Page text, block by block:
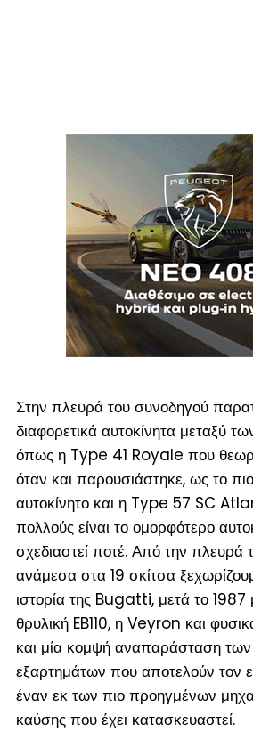
Στην πλευρά του συνοδηγού
διαφορετικά αυτοκίνητα μεταξύ
όπως η Type 41 Royale που
όταν και παρουσιάστηκε, ως το
αυτοκίνητο και η Type 57 SC
πολλούς είναι το ομορφότερο
σχεδιαστεί ποτέ. Από την πλευρά
ανάμεσα στα 19 σκίτσα
ιστορία της Bugatti, μετά το
θρυλική EB110, η Veyron και
και μία κομψή αναπαράσταση
εξαρτημάτων που αποτελούν τον
έναν εκ των πιο προηγμένων
καύσης που έχει κατασκευαστεί.